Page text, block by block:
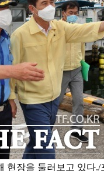
현장을 둘러보고 있다./